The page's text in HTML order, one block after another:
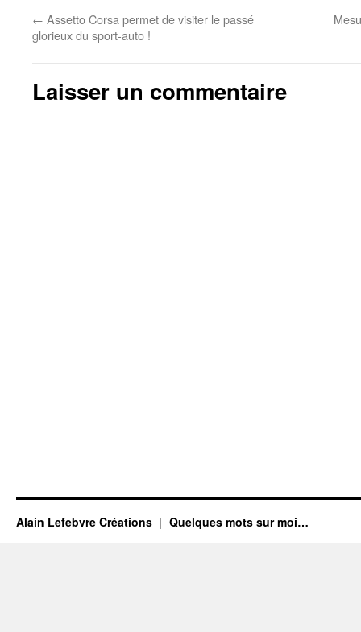
← Assetto Corsa permet de visiter le passé
glorieux du sport-auto !
Laisser un commentaire
Alain Lefebvre Créations Quelques mots sur moi…